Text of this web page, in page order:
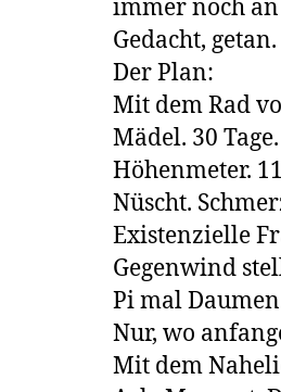
immer noch an
Gedacht, getan.
Der Plan:
Mit dem Rad
Mädel. 30
Höhenmeter.
Nüscht.
Existenzielle
Gegenwind
Pi mal
Nur, wo
Mit dem